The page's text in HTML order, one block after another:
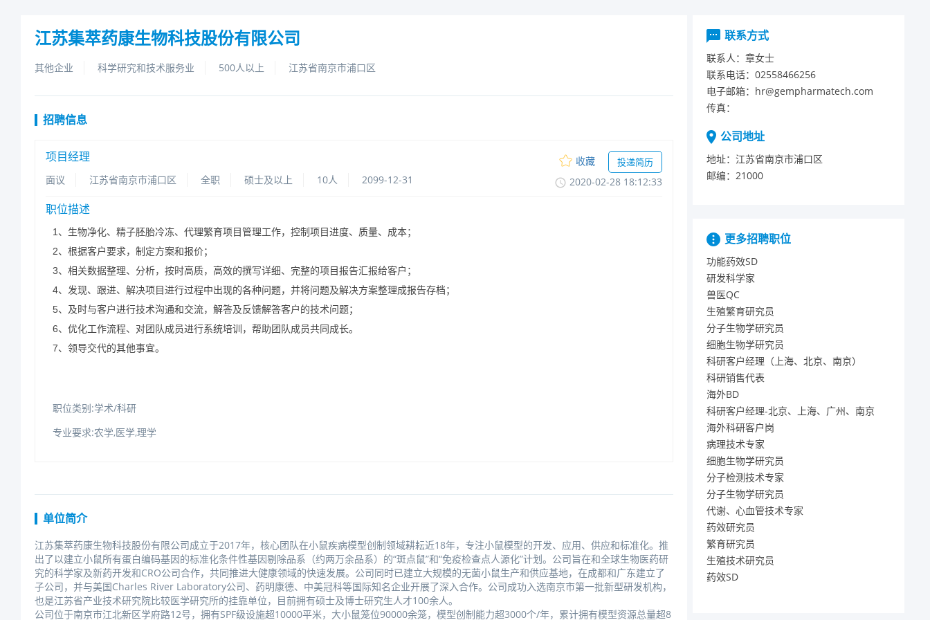
江苏集萃药康生物科技股份有限公司
其他企业 科学研究和技术服务业 500人以上 江苏省南京市浦口区
招聘信息
项目经理
面议 江苏省南京市浦口区 全职 硕士及以上 10人 2099-12-31
收藏 投递简历
2020-02-2818:12:33
职位描述
1、生物净化、精子胚胎冷冻、代理繁育项目管理工作，控制项目进度、质量、成本；
2、根据客户要求，制定方案和报价；
3、相关数据整理、分析，按时高质，高效的撰写详细、完整的项目报告汇报给客户；
4、发现、跟进、解决项目进行过程中出现的各种问题，并将问题及解决方案整理成报告存档；
5、及时与客户进行技术沟通和交流，解答及反馈解答客户的技术问题；
6、优化工作流程、对团队成员进行系统培训，帮助团队成员共同成长。
7、领导交代的其他事宜。
职位类别:学术/科研
专业要求:农学,医学,理学
单位简介
江苏集萃药康生物科技股份有限公司成立于2017年，核心团队在小鼠疾病模型创制领域耕耘近18年，专注小鼠模型的开发、应用、供应和标准化。推
出了以建立小鼠所有蛋白编码基因的标准化条件性基因剔除品系（约两万余品系）的“斑点鼠”和“免疫检查点人源化”计划。公司旨在和全球生物医药研
究的科学家及新药开发和CRO公司合作，共同推进大健康领域的快速发展。公司同时已建立大规模的无菌小鼠生产和供应基地，在成都和广东建立了
子公司，并与美国CharlesRiverLaboratory公司、药明康德、中美冠科等国际知名企业开展了深入合作。公司成功入选南京市第一批新型研发机构，
也是江苏省产业技术研究院比较医学研究所的挂靠单位，目前拥有硕士及博士研究生人才100余人。
公司位于南京市江北新区学府路12号，拥有SPF级设施超10000平米，大小鼠笼位90000余笼，模型创制能力超3000个/年，累计拥有模型资源总量超8
联系方式
联系人： 章女士
联系电话： 02558466256
电子邮箱： hr@gempharmatech.com
传真：
公司地址
地址： 江苏省南京市浦口区
邮编： 21000
更多招聘职位
功能药效SD
研发科学家
兽医QC
生殖繁育研究员
分子生物学研究员
细胞生物学研究员
科研客户经理（上海、北京、南京）
科研销售代表
海外BD
科研客户经理-北京、上海、广州、南京
海外科研客户岗
病理技术专家
细胞生物学研究员
分子检测技术专家
分子生物学研究员
代谢、心血管技术专家
药效研究员
繁育研究员
生殖技术研究员
药效SD